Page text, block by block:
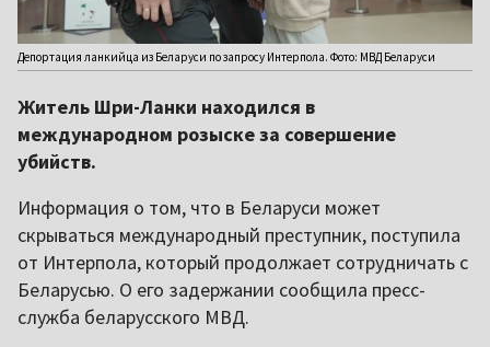
Депортация ланкийца из Беларуси по запросу Интерпола. Фото: МВД Беларуси
Житель Шри-Ланки находился в
международном розыске за совершение
убийств.
Информация о том, что в Беларуси может
скрываться международный преступник, поступила
от Интерпола, который продолжает сотрудничать с
Беларусью. О его задержании сообщила пресс-
служба беларусского МВД.